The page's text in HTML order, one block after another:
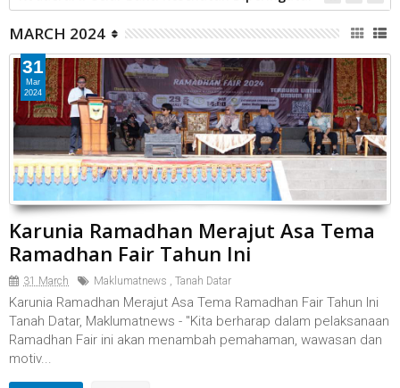
MARCH 2024
Karunia Ramadhan Merajut Asa Tema
Ramadhan Fair Tahun Ini
31 March Maklumatnews , Tanah Datar
Karunia Ramadhan Merajut Asa Tema Ramadhan Fair Tahun Ini
Tanah Datar, Maklumatnews - "Kita berharap dalam pelaksanaan
Ramadhan Fair ini akan menambah pemahaman, wawasan dan
motiv...
31
Mar
2024